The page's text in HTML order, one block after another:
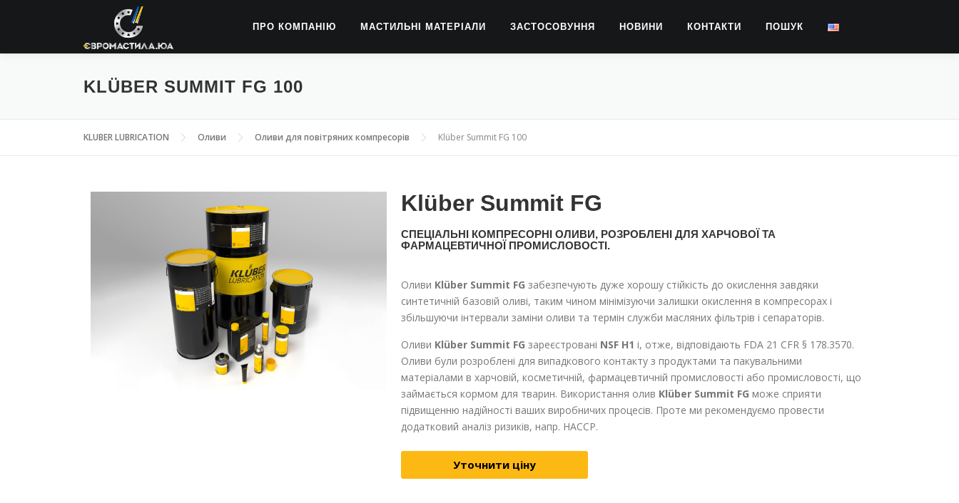
ПРО КОМПАНІЮ МАСТИЛЬНІ МАТЕРІАЛИ ЗАСТОСОВУННЯ НОВИНИ КОНТАКТИ ПОШУК
KLÜBER SUMMIT FG 100
KLUBER LUBRICATION Оливи Оливи для повітряних компресорів Klüber Summit FG 100
Klüber Summit FG
СПЕЦІАЛЬНІ КОМПРЕСОРНІ ОЛИВИ, РОЗРОБЛЕНІ ДЛЯ ХАРЧОВОЇ ТА
ФАРМАЦЕВТИЧНОЇ ПРОМИСЛОВОСТІ.
Оливи Klüber Summit FG забезпечують дуже хорошу стійкість до окислення завдяки
синтетичній базовій оливі, таким чином мінімізуючи залишки окислення в компресорах і
збільшуючи інтервали заміни оливи та термін служби масляних фільтрів і сепараторів.
Оливи Klüber Summit FG зареєстровані NSF H1 і, отже, відповідають FDA 21 CFR § 178.3570.
Оливи були розроблені для випадкового контакту з продуктами та пакувальними
матеріалами в харчовій, косметичній, фармацевтичній промисловості або промисловості, що
займається кормом для тварин. Використання олив Klüber Summit FG може сприяти
підвищенню надійності ваших виробничих процесів. Проте ми рекомендуємо провести
додатковий аналіз ризиків, напр. НАССР.
Уточнити ціну